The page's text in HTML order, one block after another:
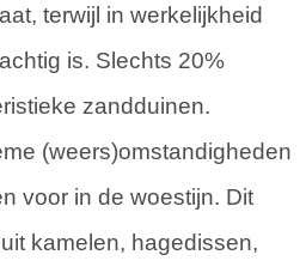
terwijl in werkelijkheid
is. Slechts 20%
zandduinen.
(weers)omstandigheden
voor in de woestijn. Dit
kamelen, hagedissen,